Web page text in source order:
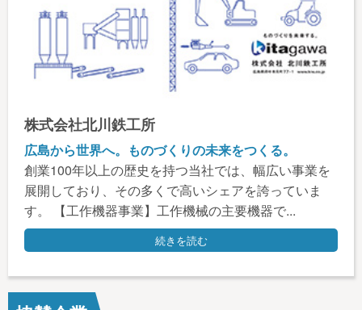
株式会社北川鉄工所
広島から世界へ。ものづくりの未来をつくる。
創業100年以上の歴史を持つ当社では、幅広い事業を
展開しており、その多くで高いシェアを誇っていま
す。 【工作機器事業】工作機械の主要機器で...
続きを読む